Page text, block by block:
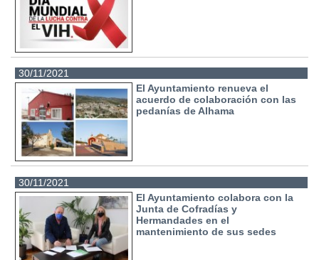
30/11/2021
El Ayuntamiento renueva el
acuerdo de colaboración con las
pedanías de Alhama
30/11/2021
El Ayuntamiento colabora con la
Junta de Cofradías y
Hermandades en el
mantenimiento de sus sedes